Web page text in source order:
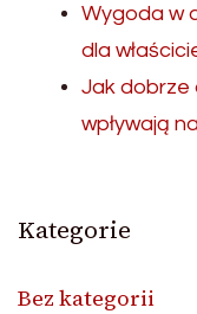
Wygoda w
dla
Jak dobrze
wpływają
Kategorie
Bez kategorii